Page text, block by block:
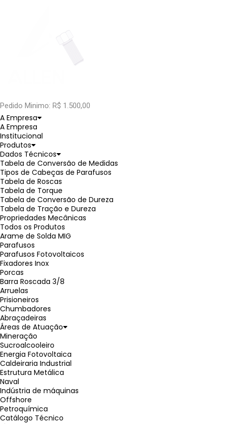
Pedido Minimo: R$ 1.500,00
A Empresa
A Empresa
Institucional
Produtos
Dados Técnicos
Tabela de Conversão de Medidas
Tipos de Cabeças de Parafusos
Tabela de Roscas
Tabela de Torque
Tabela de Conversão de Dureza
Tabela de Tração e Dureza
Propriedades Mecânicas
Todos os Produtos
Arame de Solda MIG
Parafusos
Parafusos Fotovoltaicos
Fixadores Inox
Porcas
Barra Roscada 3/8
Arruelas
Prisioneiros
Chumbadores
Abraçadeiras
Áreas de Atuação
Mineração
Sucroalcooleiro
Energia Fotovoltaica
Caldeiraria Industrial
Estrutura Metálica
Naval
Indústria de máquinas
Offshore
Petroquímica
Catálogo Técnico